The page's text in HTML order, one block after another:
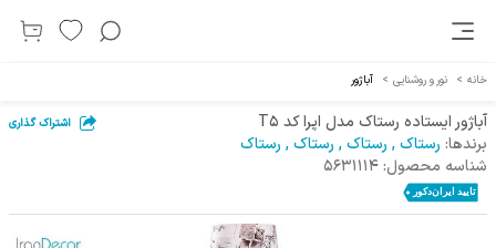
خانه > نور و روشنایی > آباژور
آباژور ایستاده رستاک مدل اپرا کد T5 اشتراک گذاری
برندها: رستاک, رستاک, رستاک, رستاک
شناسه محصول:5631114